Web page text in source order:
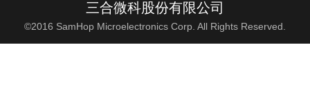
三合微科股份有限公司
©2016 SamHop Microelectronics Corp. All Rights Reserved.